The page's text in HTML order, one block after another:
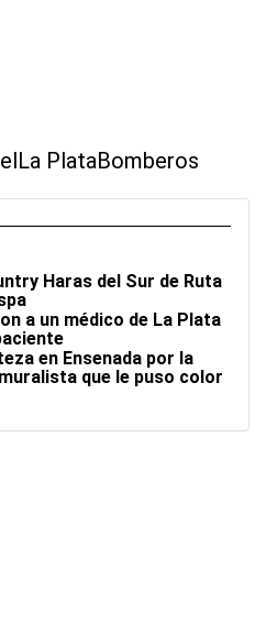
La PlataBomberos
Haras del Sur de Ruta
a un médico de La Plata
en Ensenada por la
que le puso color